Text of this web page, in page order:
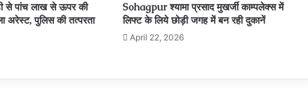
Narmdapuram सोहागपहुर में बिना साहूकारी लायसेंस के
से पांच लाख से ऊपर की
अरेस्ट, पुलिस की तत्परता
Sohagpur श्यामा प्रसाद मुखर्जी काम्पलेक्स में
लिफ्ट के लिये छोड़ी जगह में बन रही दुकानें
April 22, 2026